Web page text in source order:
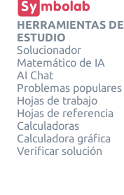
HERRAMIENTAS DE
ESTUDIO
Solucionador
Matemático de IA
AI Chat
Problemas populares
Hojas de trabajo
Hojas de referencia
Calculadoras
Calculadora gráfica
Verificar solución